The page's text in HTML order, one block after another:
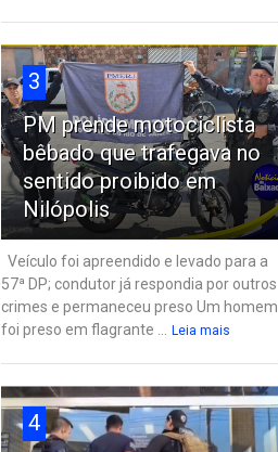
3
PM prende motociclista
bêbado que trafegava no
sentido proibido em
Nilópolis
Veículo foi apreendido e levado para a
57ª DP; condutor já respondia por outros
crimes e permaneceu preso Um homem
foi preso em flagrante ... Leia mais
4